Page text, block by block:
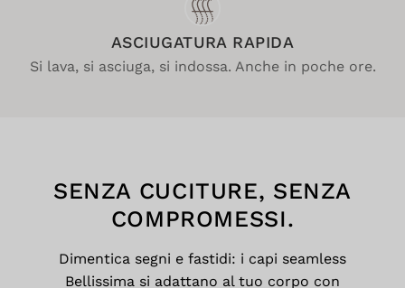
ASCIUGATURA RAPIDA
Si lava, si asciuga, si indossa. Anche in poche ore.
SENZA CUCITURE, SENZA
COMPROMESSI.
Dimentica segni e fastidi: i capi seamless
Bellissima si adattano al tuo corpo con